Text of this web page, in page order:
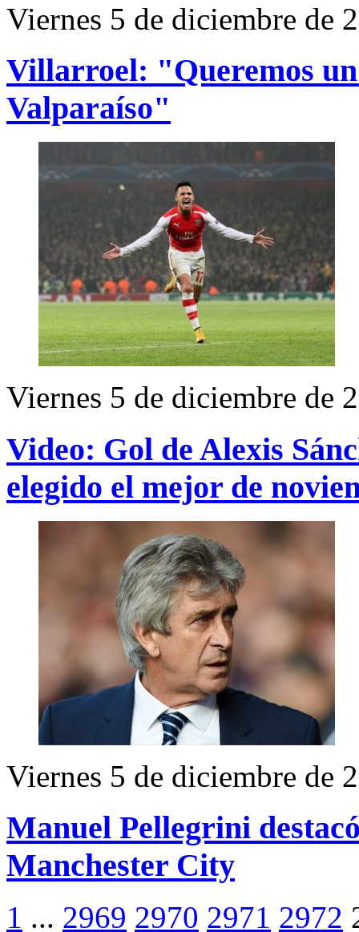
Viernes 5 de diciembre de
Villarroel: "Queremos
Valparaíso"
Viernes 5 de diciembre de
Video: Gol de Alexis
elegido el mejor de
Viernes 5 de diciembre de
Manuel Pellegrini
Manchester City
1 ... 2969 2970 2971 2972